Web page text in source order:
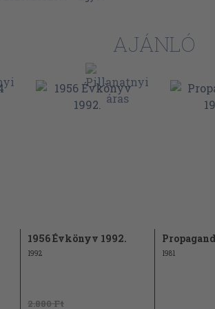
56
a szocialista
61
ről és
AJÁNLÓ
1956 Évkönyv 1992.
1992
2.880 Ft
1981